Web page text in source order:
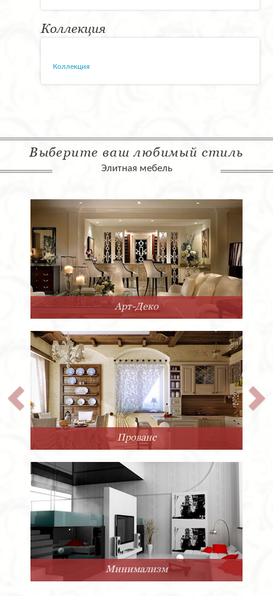
Коллекция
Коллекция
Выберите ваш любимый стиль
Элитная мебель
Арт-Деко
Прованс
Минимализм